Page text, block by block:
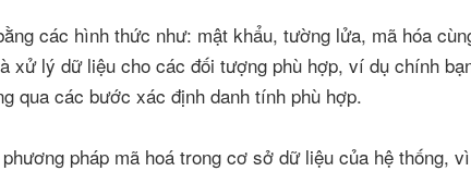
các hình thức như: mật khẩu, tường lửa, mã hóa
lý dữ liệu cho các đối tượng phù hợp, ví dụ chính
qua các bước xác định danh tính phù hợp.
pháp mã hoá trong cơ sở dữ liệu của hệ thống,